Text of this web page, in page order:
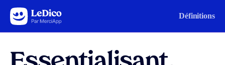
Aller au contenu Définitions